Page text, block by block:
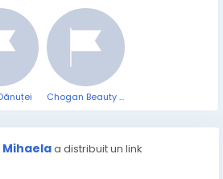
Chogan Beauty Essentials
Mihaelaa distribuit un link